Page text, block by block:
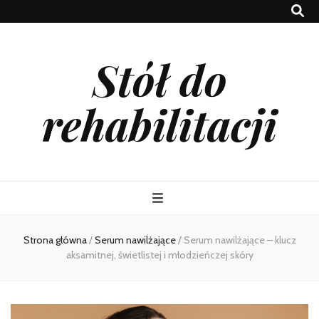
Stół do
rehabilitacji
Strona główna/Serum nawilżające/ Serum nawilżające – klucz
aksamitnej, świetlistej i młodzieńczej skóry